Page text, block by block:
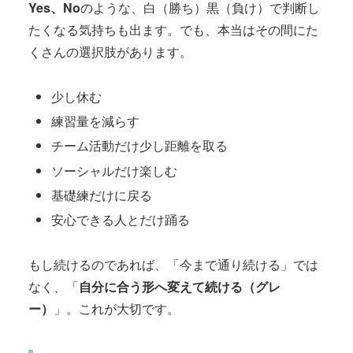
Yes、Noのような、白（勝ち）黒（負け）で判断し
たくなる気持ちも出ます。でも、本当はその間にた
くさんの選択肢があります。
少し休む
練習量を減らす
チーム活動だけ少し距離を取る
ソーシャルだけ楽しむ
基礎練だけに戻る
安心できる人とだけ踊る
もし続けるのであれば、「今まで通り続ける」では
なく、「自分に合う形へ変えて続ける（グレ
ー）
」。これが大切です。